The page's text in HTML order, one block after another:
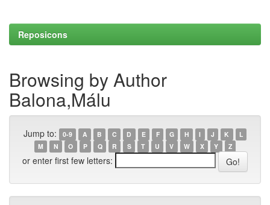
Reposicons
Browsing by Author
Balona,Málu
Jump to: 0-9 A B C D E F G H I J K
L
M
N O P Q R S T U V W X Y Z
or enter first few letters: